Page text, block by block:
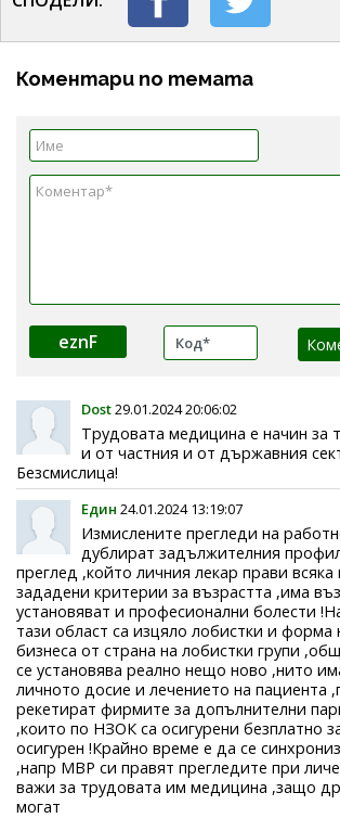
Коментари по темата
eznF
Dost29.01.2024 20:06:02
Трудовата медицина е начин за
и от частния и от държавния
Безсмислица!
Един 24.01.2024 13:19:07
Измислените прегледи на
дублират задължителния
преглед ,който личния лекар прави всяка
зададени критерии за възрастта ,има
установяват и професионални болести
тази област са изцяло лобистки и форма
бизнеса от страна на лобистки групи
се установява реално нещо ново ,нито
личното досие и лечението на пациента
рекетират фирмите за допълнителни
,които по НЗОК са осигурени безплатно
осигурен !Крайно време е да се
,напр МВР си правят прегледите при
важи за трудовата им медицина ,защо
могат